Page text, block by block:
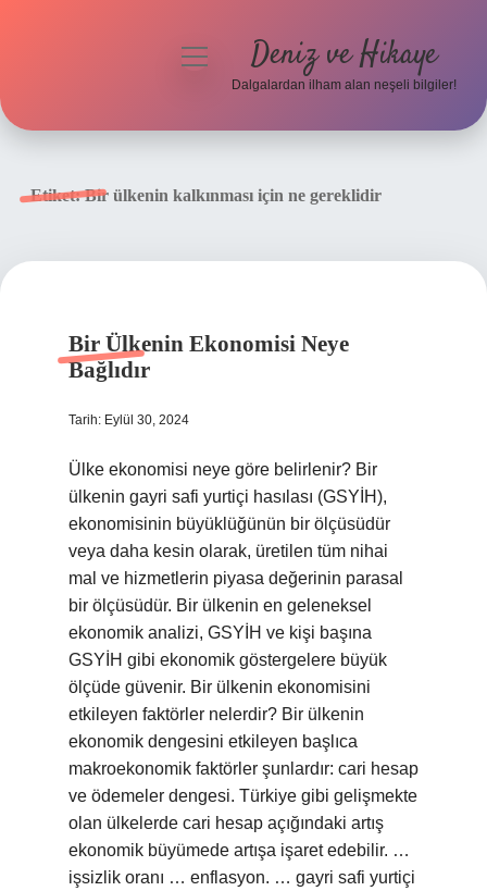
menüyü
Deniz ve Hikaye
Dalgalardan ilham alan neşeli bilgiler!
Etiket:Bir ülkenin kalkınması için ne gereklidir
Bir Ülkenin Ekonomisi Neye
Bağlıdır
Tarih: Eylül 30, 2024
Ülke ekonomisi neye göre belirlenir? Bir
ülkenin gayri safi yurtiçi hasılası (GSYİH),
ekonomisinin büyüklüğünün bir ölçüsüdür
veya daha kesin olarak, üretilen tüm nihai
mal ve hizmetlerin piyasa değerinin parasal
bir ölçüsüdür. Bir ülkenin en geleneksel
ekonomik analizi, GSYİH ve kişi başına
GSYİH gibi ekonomik göstergelere büyük
ölçüde güvenir. Bir ülkenin ekonomisini
etkileyen faktörler nelerdir? Bir ülkenin
ekonomik dengesini etkileyen başlıca
makroekonomik faktörler şunlardır: cari hesap
ve ödemeler dengesi. Türkiye gibi gelişmekte
olan ülkelerde cari hesap açığındaki artış
ekonomik büyümede artışa işaret edebilir. …
işsizlik oranı … enflasyon. … gayri safi yurtiçi